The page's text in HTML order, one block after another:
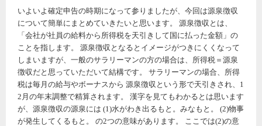
いよいよ確定申告の時期になって参りましたが、今回は源泉徴収
について簡単にまとめていきたいと思います。 源泉徴収とは、
「会社が社員の給料から所得税を天引きして国に払った金額」の
ことを指します。 源泉徴収となるとイメージがつきにくくなって
しまいますが、一般のサラリーマンの方の場合は、所得税＝源泉
徴収だと思っていただいて結構です。 サラリーマンの場合、所得
税は毎月の給与やボーナスから 源泉徴収という形で天引きされ、1
2月の年末調整で精算されます。 漢字を見てもわかるとは思います
が、源泉徴収の源泉には (1)水がわき出るもと。みなもと。 (2)物事
が発生してくるもと。 の2つの意味があります。 ここでは(2)の意